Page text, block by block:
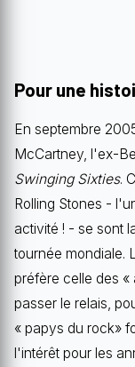
Pour une
En septembre
McCartney, l'ex-
Swinging Sixties.
Rolling Stones -
activité ! - se sont
tournée mondiale.
préfère celle des «
passer le relais,
« papys du rock»
l'intérêt pour les